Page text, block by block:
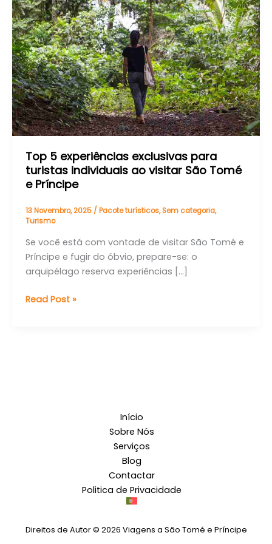
Top 5 experiências exclusivas para
turistas individuais ao visitar São Tomé
e Príncipe
13 Novembro, 2025 / Pacote turísticos,Sem categoria,
Turismo
Se você está com vontade de visitar São Tomé e
Príncipe e fugir do óbvio, prepare-se: o
arquipélago reserva experiências […]
experiências
exclusivas
para
turistas
individuais
ao
visitar
São
Tomé
e
Príncipe
Read Post »
Início
Sobre Nós
Serviços
Blog
Contactar
Politica de Privacidade
Direitos de Autor © 2026 Viagens a São Tomé e Príncipe